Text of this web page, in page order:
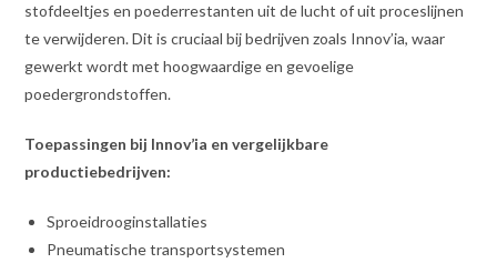
stofdeeltjes en poederrestanten uit de lucht of uit proceslijnen
te verwijderen. Dit is cruciaal bij bedrijven zoals Innov’ia, waar
gewerkt wordt met hoogwaardige en gevoelige
poedergrondstoffen.
Toepassingen bij Innov’ia en vergelijkbare
productiebedrijven:
Sproeidrooginstallaties
Pneumatische transportsystemen